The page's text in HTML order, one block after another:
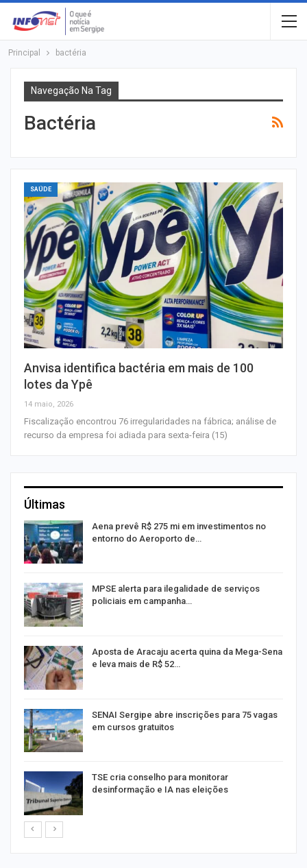
Principal bactéria
Navegação Na Tag
Bactéria
SAÚDE
Anvisa identifica bactéria em mais de 100
lotes da Ypê
14 maio, 2026
Fiscalização encontrou 76 irregularidades na fábrica; análise de
recurso da empresa foi adiada para sexta-feira (15)
Últimas
Aena prevê R$ 275 mi em investimentos no
entorno do Aeroporto de…
MPSE alerta para ilegalidade de serviços
policiais em campanha…
Aposta de Aracaju acerta quina da Mega-Sena
e leva mais de R$ 52…
SENAI Sergipe abre inscrições para 75 vagas
em cursos gratuitos
TSE cria conselho para monitorar
desinformação e IA nas eleições